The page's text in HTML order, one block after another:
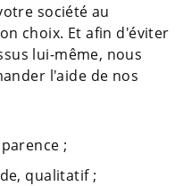
société au
choix. Et afin d'éviter
lui-même, nous
l'aide de nos
;
qualitatif ;